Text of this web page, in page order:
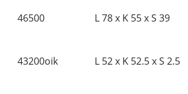
46500 L 78 x K 55 x S 39
43200oik L 52 x K 52.5 x S 2.5